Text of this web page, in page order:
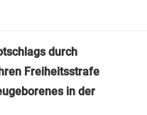
durch
Freiheitsstrafe
in der